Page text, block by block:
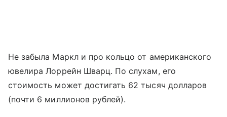
Не забыла Маркл и про кольцо от американского
ювелира Лоррейн Шварц. По слухам, его
стоимость может достигать 62 тысяч долларов
(почти 6 миллионов рублей).